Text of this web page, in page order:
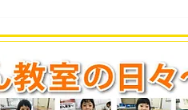
ざん段位」検定試